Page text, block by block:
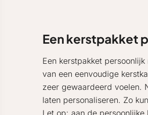
Een kerstpakket
Een kerstpakket
van een eenvoudige
zeer gewaardeerd voelen.
laten personaliseren. Zo